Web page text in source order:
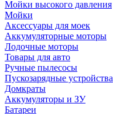
Мойки высокого давления
Мойки
Аксессуары для моек
Аккумуляторные моторы
Лодочные моторы
Товары для авто
Ручные пылесосы
Пускозарядные устройства
Домкраты
Аккумуляторы и ЗУ
Батареи